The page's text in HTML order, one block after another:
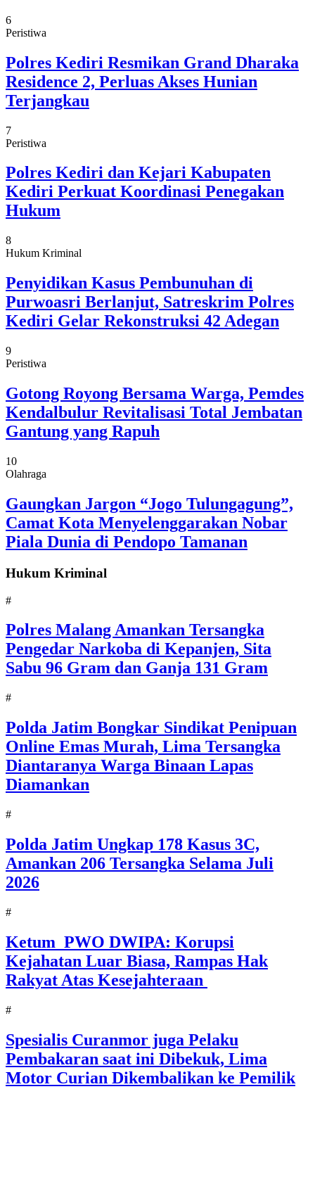
6
Peristiwa
Polres Kediri Resmikan Grand Dharaka
Residence 2, Perluas Akses Hunian
Terjangkau
7
Peristiwa
Polres Kediri dan Kejari Kabupaten
Kediri Perkuat Koordinasi Penegakan
Hukum
8
Hukum Kriminal
Penyidikan Kasus Pembunuhan di
Purwoasri Berlanjut, Satreskrim Polres
Kediri Gelar Rekonstruksi 42 Adegan
9
Peristiwa
Gotong Royong Bersama Warga, Pemdes
Kendalbulur Revitalisasi Total Jembatan
Gantung yang Rapuh
10
Olahraga
Gaungkan Jargon “Jogo Tulungagung”,
Camat Kota Menyelenggarakan Nobar
Piala Dunia di Pendopo Tamanan
Hukum Kriminal
#
Polres Malang Amankan Tersangka
Pengedar Narkoba di Kepanjen, Sita
Sabu 96 Gram dan Ganja 131 Gram
#
Polda Jatim Bongkar Sindikat Penipuan
Online Emas Murah, Lima Tersangka
Diantaranya Warga Binaan Lapas
Diamankan
#
Polda Jatim Ungkap 178 Kasus 3C,
Amankan 206 Tersangka Selama Juli
2026
#
Ketum PWO DWIPA: Korupsi
Kejahatan Luar Biasa, Rampas Hak
Rakyat Atas Kesejahteraan
#
Spesialis Curanmor juga Pelaku
Pembakaran saat ini Dibekuk, Lima
Motor Curian Dikembalikan ke Pemilik